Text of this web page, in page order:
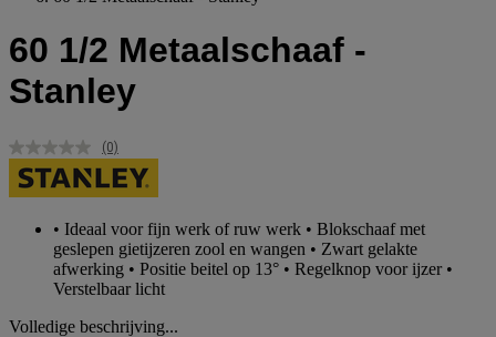
60 1/2 Metaalschaaf -
Stanley
Geen
scorewaarde.
Dezelfde
(0)
• Ideaal voor fijn werk of ruw werk • Blokschaaf met
geslepen gietijzeren zool en wangen • Zwart gelakte
afwerking • Positie beitel op 13° • Regelknop voor ijzer •
Verstelbaar licht
Volledige beschrijving...